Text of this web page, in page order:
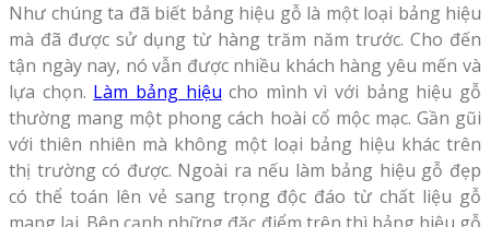
Như chúng ta đã biết bảng hiệu gỗ là một loại bảng hiệu
mà đã được sử dụng từ hàng trăm năm trước. Cho đến
tận ngày nay, nó vẫn được nhiều khách hàng yêu mến và
lựa chọn. Làm bảng hiệu cho mình vì với bảng hiệu gỗ
thường mang một phong cách hoài cổ mộc mạc. Gần gũi
với thiên nhiên mà không một loại bảng hiệu khác trên
thị trường có được. Ngoài ra nếu làm bảng hiệu gỗ đẹp
có thể toán lên vẻ sang trọng độc đáo từ chất liệu gỗ